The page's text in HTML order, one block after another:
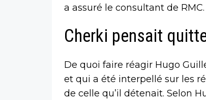
a assuré le consultant de RMC.
Cherki pensait
De quoi faire réagir Hugo
et qui a été interpellé sur les
de celle qu’il détenait. Selon